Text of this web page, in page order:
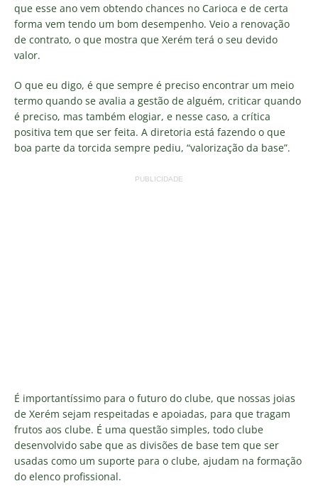
que esse ano vem obtendo chances no Carioca e de certa
forma vem tendo um bom desempenho. Veio a renovação
de contrato, o que mostra que Xerém terá o seu devido
valor.
O que eu digo, é que sempre é preciso encontrar um meio
termo quando se avalia a gestão de alguém, criticar quando
é preciso, mas também elogiar, e nesse caso, a crítica
positiva tem que ser feita. A diretoria está fazendo o que
boa parte da torcida sempre pediu, “valorização da base”.
PUBLICIDADE
É importantíssimo para o futuro do clube, que nossas joias
de Xerém sejam respeitadas e apoiadas, para que tragam
frutos aos clube. É uma questão simples, todo clube
desenvolvido sabe que as divisões de base tem que ser
usadas como um suporte para o clube, ajudam na formação
do elenco profissional.